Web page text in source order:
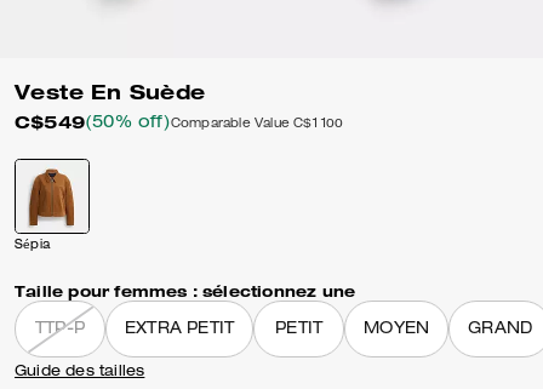
Veste En Suède
C$549(50% off)Comparable Value C$1 100
Sépia
Taille pour femmes : sélectionnez une
TTP-P EXTRA PETIT PETIT MOYEN GRAND
Guide des tailles